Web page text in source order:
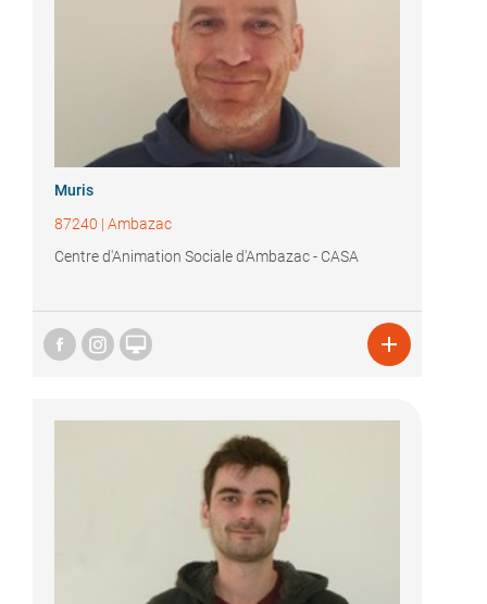
Muris
87240 | Ambazac
Centre d'Animation Sociale d'Ambazac - CASA
 